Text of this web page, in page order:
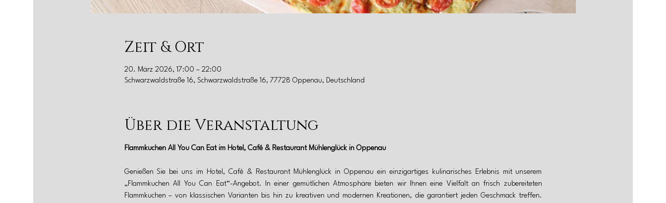
Zeit & Ort
20. März 2026, 17:00 – 22:00
Schwarzwaldstraße 16, Schwarzwaldstraße 16, 77728 Oppenau, Deutschland
Über die Veranstaltung
Flammkuchen All You Can Eat im Hotel, Café & Restaurant Mühlenglück in Oppenau
Genießen Sie bei uns im Hotel, Café & Restaurant Mühlenglück in Oppenau ein einzigartiges kulinarisches Erlebnis mit unserem
„Flammkuchen All You Can Eat“-Angebot. In einer gemütlichen Atmosphäre bieten wir Ihnen eine Vielfalt an frisch zubereiteten
Flammkuchen – von klassischen Varianten bis hin zu kreativen und modernen Kreationen, die garantiert jeden Geschmack treffen.